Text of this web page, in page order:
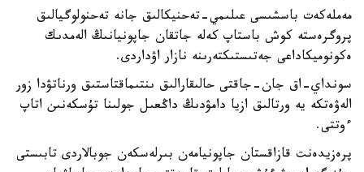
مەملەكەت باسشىسى عىلىمي-تەحنيكالىق جانە تەحنولوگيالىق
پروگرەستە كوش باستاپ كەلە جاتقان جاپونيانىڭ الەمدىك
ەكونوميكاداعى جەتىستىكتەرىنە نازار اۋداردى.
سونداي-اق جان-جاقتى حالىقارالىق ىنتىماقتاستىق ورناتۋدا زور
الەۋەتكە يە ورتالىق ازيا دامۋدىڭ داڭعىل جولىنا تۇسكەنىن اتاپ
ءوتتى.
پرەزيدەنت قازاقستان جاپونيامەن بىرلەسكەن جوبالاردى تابىستى